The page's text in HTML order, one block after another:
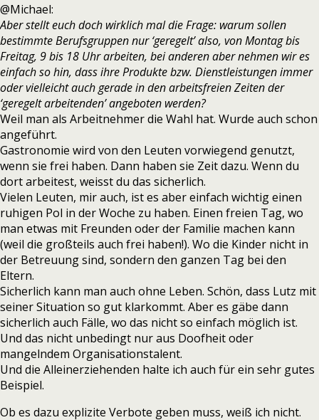
@Michael:
Aber stellt euch doch wirklich mal die Frage: warum sollen
bestimmte Berufsgruppen nur ‘geregelt’ also, von Montag bis
Freitag, 9 bis 18 Uhr arbeiten, bei anderen aber nehmen wir es
einfach so hin, dass ihre Produkte bzw. Dienstleistungen immer
oder vielleicht auch gerade in den arbeitsfreien Zeiten der
‘geregelt arbeitenden’ angeboten werden?
Weil man als Arbeitnehmer die Wahl hat. Wurde auch schon
angeführt.
Gastronomie wird von den Leuten vorwiegend genutzt,
wenn sie frei haben. Dann haben sie Zeit dazu. Wenn du
dort arbeitest, weisst du das sicherlich.
Vielen Leuten, mir auch, ist es aber einfach wichtig einen
ruhigen Pol in der Woche zu haben. Einen freien Tag, wo
man etwas mit Freunden oder der Familie machen kann
(weil die großteils auch frei haben!). Wo die Kinder nicht in
der Betreuung sind, sondern den ganzen Tag bei den
Eltern.
Sicherlich kann man auch ohne Leben. Schön, dass Lutz mit
seiner Situation so gut klarkommt. Aber es gäbe dann
sicherlich auch Fälle, wo das nicht so einfach möglich ist.
Und das nicht unbedingt nur aus Doofheit oder
mangelndem Organisationstalent.
Und die Alleinerziehenden halte ich auch für ein sehr gutes
Beispiel.
Ob es dazu explizite Verbote geben muss, weiß ich nicht.